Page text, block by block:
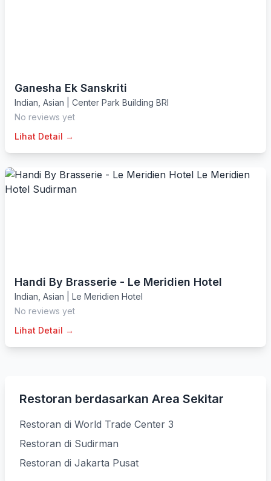
Ganesha Ek Sanskriti
Indian Asian
Center Park Building BRI
No reviews yet
Lihat Detail →
Handi By Brasserie - Le Meridien Hotel
Indian Asian
Le Meridien Hotel
No reviews yet
Lihat Detail →
Restoran berdasarkan Area Sekitar
Restoran di World Trade Center 3
Restoran di Sudirman
Restoran di Jakarta Pusat